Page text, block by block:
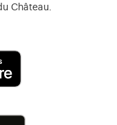
Château.